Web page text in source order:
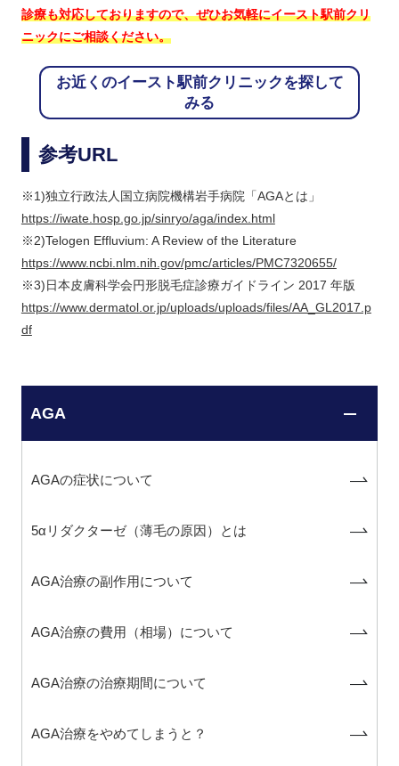
診療も対応しておりますので、ぜひお気軽にイースト駅前クリ
ニックにご相談ください。
お近くのイースト駅前クリニックを探して
みる
参考URL
※1)独立行政法人国立病院機構岩手病院「AGAとは」
https://iwate.hosp.go.jp/sinryo/aga/index.html
※2)Telogen Effluvium: A Review of the Literature
https://www.ncbi.nlm.nih.gov/pmc/articles/PMC7320655/
※3)日本皮膚科学会円形脱毛症診療ガイドライン 2017 年版
https://www.dermatol.or.jp/uploads/uploads/files/AA_GL2017.p
df
AGA
AGAの症状について
5αリダクターゼ（薄毛の原因）とは
AGA治療の副作用について
AGA治療の費用（相場）について
AGA治療の治療期間について
AGA治療をやめてしまうと？